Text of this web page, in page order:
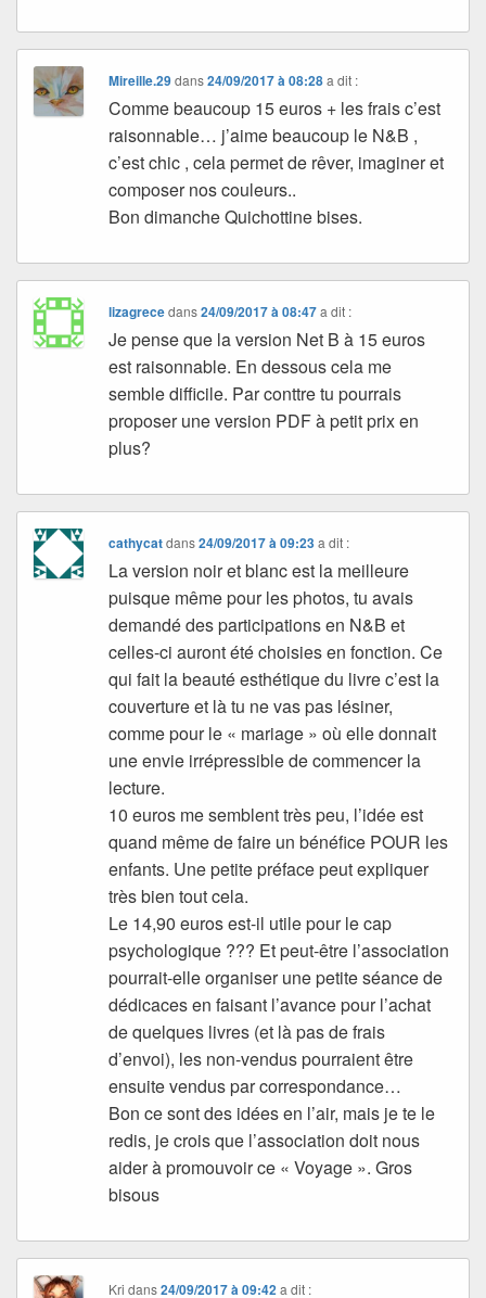
Mireille.29dans24/09/2017 à 08:28 a dit :
Comme beaucoup 15 euros + les frais c’est
raisonnable… j’aime beaucoup le N&B ,
c’est chic , cela permet de rêver, imaginer et
composer nos couleurs..
Bon dimanche Quichottine bises.
lizagrecedans24/09/2017 à 08:47 a dit :
Je pense que la version Net B à 15 euros
est raisonnable. En dessous cela me
semble difficile. Par conttre tu pourrais
proposer une version PDF à petit prix en
plus?
cathycatdans24/09/2017 à 09:23 a dit :
La version noir et blanc est la meilleure
puisque même pour les photos, tu avais
demandé des participations en N&B et
celles-ci auront été choisies en fonction. Ce
qui fait la beauté esthétique du livre c’est la
couverture et là tu ne vas pas lésiner,
comme pour le « mariage » où elle donnait
une envie irrépressible de commencer la
lecture.
10 euros me semblent très peu, l’idée est
quand même de faire un bénéfice POUR les
enfants. Une petite préface peut expliquer
très bien tout cela.
Le 14,90 euros est-il utile pour le cap
psychologique ??? Et peut-être l’association
pourrait-elle organiser une petite séance de
dédicaces en faisant l’avance pour l’achat
de quelques livres (et là pas de frais
d’envoi), les non-vendus pourraient être
ensuite vendus par correspondance…
Bon ce sont des idées en l’air, mais je te le
redis, je crois que l’association doit nous
aider à promouvoir ce « Voyage ». Gros
bisous
Kri dans24/09/2017 à 09:42 a dit :